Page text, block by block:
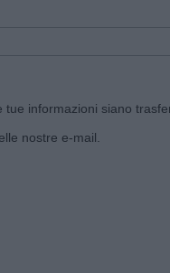
informazioni siano
nostre e-mail.